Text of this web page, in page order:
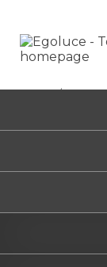
HOME/0988